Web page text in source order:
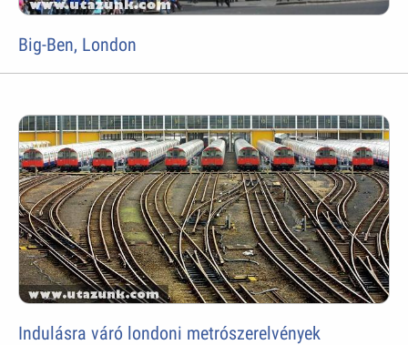
Big-Ben, London
Indulásra váró londoni metrószerelvények